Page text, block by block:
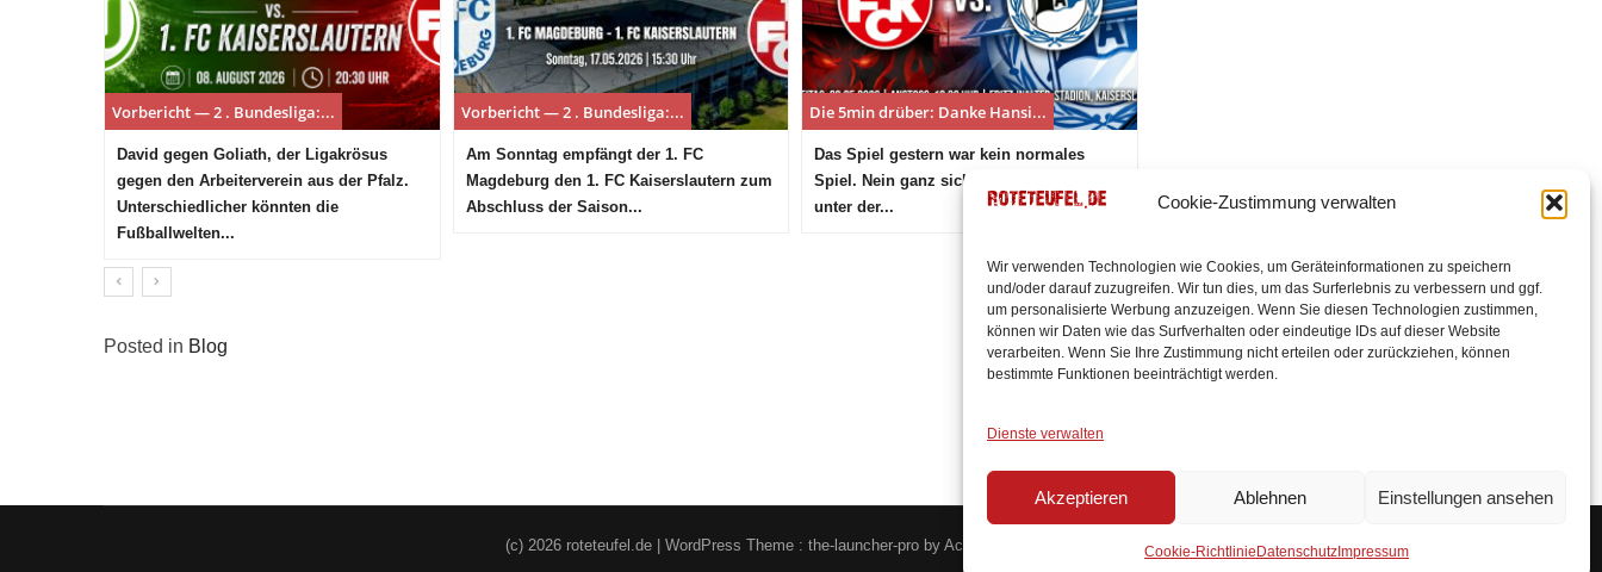
Cookie-Zustimmung verwalten
Wir verwenden Technologien wie Cookies, um Geräteinformationen zu speichern
und/oder darauf zuzugreifen. Wir tun dies, um das Surferlebnis zu verbessern und ggf.
um personalisierte Werbung anzuzeigen. Wenn Sie diesen Technologien zustimmen,
können wir Daten wie das Surfverhalten oder eindeutige IDs auf dieser Website
verarbeiten. Wenn Sie Ihre Zustimmung nicht erteilen oder zurückziehen, können
bestimmte Funktionen beeinträchtigt werden.
Dienste verwalten
Akzeptieren Ablehnen Einstellungen ansehen
Cookie-Richtlinie DatenschutzImpressum
Vorbericht — 2 . Bundesliga:...
David gegen Goliath, der Ligakrösus
gegen den Arbeiterverein aus der Pfalz.
Unterschiedlicher könnten die
Fußballwelten...
Vorbericht — 2 . Bundesliga:...
Am Sonntag empfängt der 1. FC
Magdeburg den 1. FC Kaiserslautern zum
Abschluss der Saison...
Die 5min drüber: Danke Hansi...
Das Spiel gestern war kein normales
Spiel. Nein ganz sicher nicht. Wie schon
unter der...
trifft der 1. FC...
Heimreise
Wieder
Posted in Blog
(c) 2026 roteteufel.de | WordPress Theme : the-launcher-proby AccessPress Themes